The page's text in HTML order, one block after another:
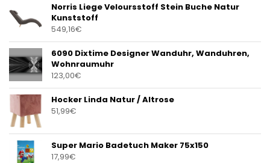
Norris Liege Veloursstoff Stein Buche Natur
Kunststoff
549,16€
6090 Dixtime Designer Wanduhr, Wanduhren,
Wohnraumuhr
123,00€
Hocker Linda Natur / Altrose
51,99€
Super Mario Badetuch Maker 75x150
17,99€